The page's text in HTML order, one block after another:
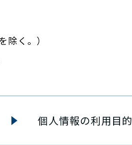
除く。）
個人情報の利用目的